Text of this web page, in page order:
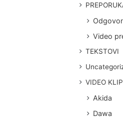
Video
TEKSTOVI
VIDEO
Akida
Dawa